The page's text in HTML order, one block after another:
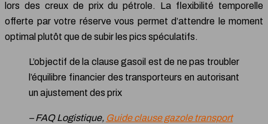
lors des creux de prix du pétrole. La flexibilité temporelle
offerte par votre réserve vous permet d’attendre le moment
optimal plutôt que de subir les pics spéculatifs.
L’objectif de la clause gasoil est de ne pas troubler
l’équilibre financier des transporteurs en autorisant
un ajustement des prix
– FAQ Logistique, Guide clause gazole transport